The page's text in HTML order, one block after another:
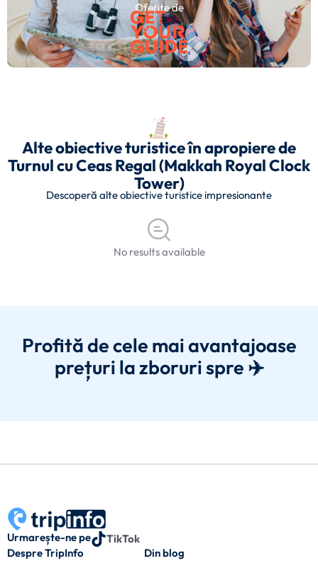
Oferite de
Alte obiective turistice în apropiere de
Turnul cu Ceas Regal (Makkah Royal Clock
Tower)
Descoperă alte obiective turistice impresionante
No results available
Profită de cele mai avantajoase
prețuri la zboruri spre ✈️
Urmarește-ne pe
TikTok
Despre TripInfo
Din blog